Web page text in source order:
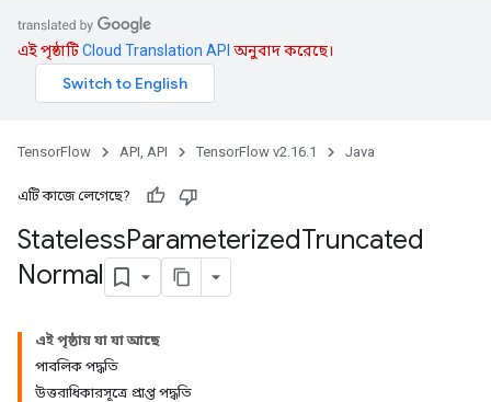
এই পৃষ্ঠাটিCloud Translation API অনুবাদ করেছে।
TensorFlow API, API TensorFlow v2.16.1 Java
এটি কাজে লেগেছে?
StatelessParameterizedTruncated
Normal
এই পৃষ্ঠায় যা যা আছে
পাবলিক পদ্ধতি
উত্তরাধিকারসূত্রে প্রাপ্ত পদ্ধতি